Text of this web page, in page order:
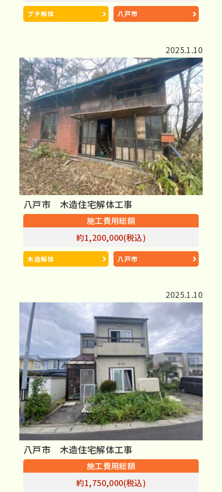
プチ解体 八戸市
2025.1.10
八戸市 木造住宅解体工事
施工費用総額
約1,200,000(税込)
木造解体 八戸市
2025.1.10
八戸市 木造住宅解体工事
施工費用総額
約1,750,000(税込)